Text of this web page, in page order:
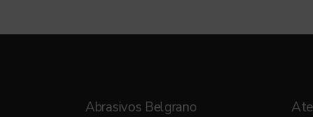
Abrasivos Belgrano